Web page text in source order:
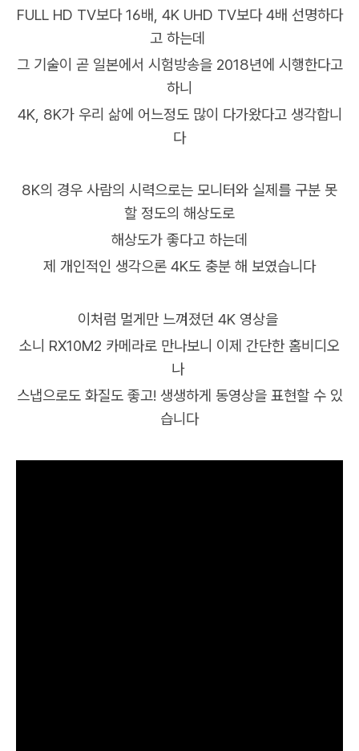
FULL HD TV보다 16배, 4K UHD TV보다 4배 선명하다
고 하는데
그 기술이 곧 일본에서 시험방송을 2018년에 시행한다고
하니
4K, 8K가 우리 삶에 어느정도 많이 다가왔다고 생각합니
다
8K의 경우 사람의 시력으로는 모니터와 실제를 구분 못
할 정도의 해상도로
해상도가 좋다고 하는데
제 개인적인 생각으론 4K도 충분 해 보였습니다
이처럼 멀게만 느껴졌던 4K 영상을
소니 RX10M2 카메라로 만나보니 이제 간단한 홈비디오
나
스냅으로도 화질도 좋고! 생생하게 동영상을 표현할 수 있
습니다